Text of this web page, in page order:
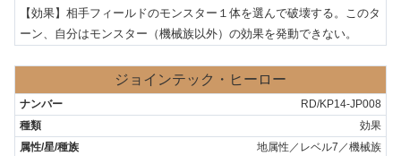
【効果】相手フィールドのモンスター１体を選んで破壊する。このタ
ーン、自分はモンスター（機械族以外）の効果を発動できない。
ジョインテック・ヒーロー
RD/KP14-JP008
効果
地属性／レベル7／機械族